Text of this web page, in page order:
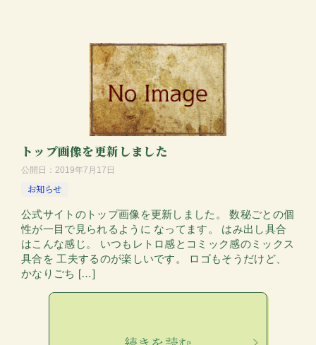
トップ画像を更新しました
公開日： 2019年7月17日
お知らせ
公式サイトのトップ画像を更新しました。 数秘ごとの個
性が一目で見られるように なってます。 はみ出し具合
はこんな感じ。 いつもレトロ感とコミック感のミックス
具合を 工夫するのが楽しいです。 ロゴもそうだけど、
かなりごち […]